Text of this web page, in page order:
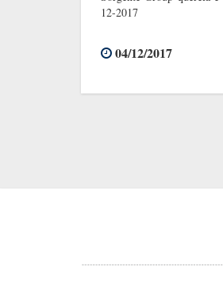
12-2017
04/12/2017